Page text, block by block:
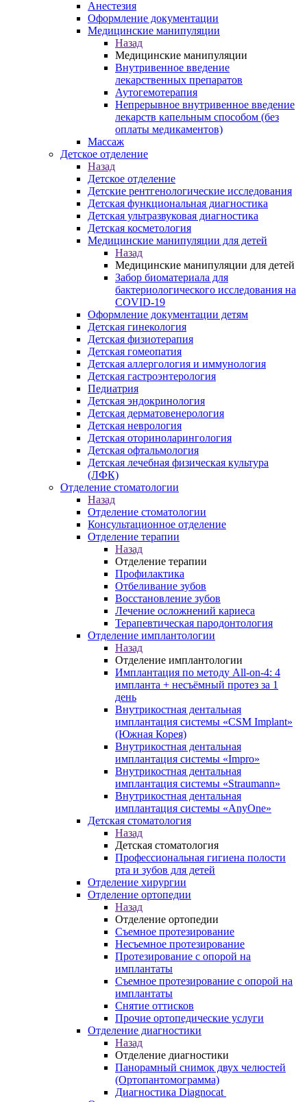
Анестезия
Оформление документации
Медицинские манипуляции
Назад
Медицинские манипуляции
Внутривенное введение
лекарственных препаратов
Аутогемотерапия
Непрерывное внутривенное введение
лекарств капельным способом (без
оплаты медикаментов)
Массаж
Детское отделение
Назад
Детское отделение
Детские рентгенологические исследования
Детская функциональная диагностика
Детская ультразвуковая диагностика
Детская косметология
Медицинские манипуляции для детей
Назад
Медицинские манипуляции для детей
Забор биоматериала для
бактериологического исследования на
COVID-19
Оформление документации детям
Детская гинекология
Детская физиотерапия
Детская гомеопатия
Детская аллергология и иммунология
Детская гастроэнтерология
Педиатрия
Детская эндокринология
Детская дерматовенерология
Детская неврология
Детская оториноларингология
Детская офтальмология
Детская лечебная физическая культура
(ЛФК)
Отделение стоматологии
Назад
Отделение стоматологии
Консультационное отделение
Отделение терапии
Назад
Отделение терапии
Профилактика
Отбеливание зубов
Восстановление зубов
Лечение осложнений кариеса
Терапевтическая пародонтология
Отделение имплантологии
Назад
Отделение имплантологии
Имплантация по методу All-on-4: 4
импланта + несъёмный протез за 1
день
Внутрикостная дентальная
имплантация системы «CSM Implant»
(Южная Корея)
Внутрикостная дентальная
имплантация системы «Impro»
Внутрикостная дентальная
имплантация системы «Straumann»
Внутрикостная дентальная
имплантация системы «AnyOne»
Детская стоматология
Назад
Детская стоматология
Профессиональная гигиена полости
рта и зубов для детей
Отделение хирургии
Отделение ортопедии
Назад
Отделение ортопедии
Съемное протезирование
Несъемное протезирование
Протезирование с опорой на
имплантаты
Съемное протезирование с опорой на
имплантаты
Снятие оттисков
Прочие ортопедические услуги
Отделение диагностики
Назад
Отделение диагностики
Панорамный снимок двух челюстей
(Ортопантомограмма)
Диагностика Diagnocat